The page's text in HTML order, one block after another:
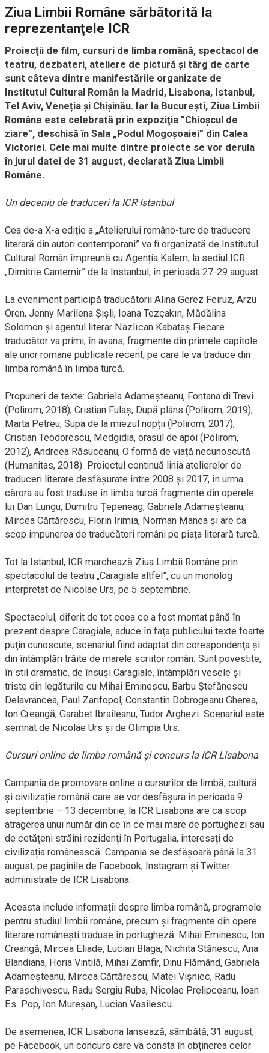
Ziua Limbii Române sărbătorită la
reprezentanţele ICR
Proiecţii de film, cursuri de limba română, spectacol de
teatru, dezbateri, ateliere de pictură și târg de carte
sunt câteva dintre manifestările organizate de
Institutul Cultural Român la Madrid, Lisabona, Istanbul,
Tel Aviv, Veneția și Chișinău. Iar la București, Ziua Limbii
Române este celebrată prin expoziţia ”Chioşcul de
ziare”, deschisă în Sala „Podul Mogoșoaiei” din Calea
Victoriei. Cele mai multe dintre proiecte se vor derula
în jurul datei de 31 august, declarată Ziua Limbii
Române.
Un deceniu de traduceri la ICR Istanbul
Cea de-a X-a ediție a „Atelierului româno-turc de traducere
literară din autori contemporani” va fi organizată de Institutul
Cultural Român împreună cu Agenția Kalem, la sediul ICR
„Dimitrie Cantemir” de la Instanbul, în perioada 27-29 august.
La eveniment participă traducătorii Alina Gerez Feiruz, Arzu
Ören, Jenny Marilena Șișli, Ioana Tezçakın, Mădălina
Solomon și agentul literar Nazlıcan Kabataş.Fiecare
traducător va primi, în avans, fragmente din primele capitole
ale unor romane publicate recent, pe care le va traduce din
limba română în limba turcă.
Propuneri de texte: Gabriela Adameșteanu, Fontana di Trevi
(Polirom, 2018), Cristian Fulaș, După plâns (Polirom, 2019),
Marta Petreu, Supa de la miezul nopții (Polirom, 2017),
Cristian Teodorescu, Medgidia, orașul de apoi (Polirom,
2012), Andreea Răsuceanu, O formă de viață necunoscută
(Humanitas, 2018). Proiectul continuă linia atelierelor de
traduceri literare desfășurate între 2008 și 2017, în urma
cărora au fost traduse în limba turcă fragmente din operele
lui Dan Lungu, Dumitru Ţepeneag, Gabriela Adameşteanu,
Mircea Cărtărescu, Florin Irimia, Norman Manea și are ca
scop impunerea de traducători români pe piața literară turcă.
Tot la Istanbul, ICR marchează Ziua Limbii Române prin
spectacolul de teatru „Caragiale altfel”, cu un monolog
interpretat de Nicolae Urs, pe 5 septembrie.
Spectacolul, diferit de tot ceea ce a fost montat până în
prezent despre Caragiale, aduce în faţa publicului texte foarte
puţin cunoscute, scenariul fiind adaptat din corespondenţa şi
din întâmplări trăite de marele scriitor român. Sunt povestite,
în stil dramatic, de însuşi Caragiale, întâmplări vesele şi
triste din legăturile cu Mihai Eminescu, Barbu Ştefănescu
Delavrancea, Paul Zarifopol, Constantin Dobrogeanu Gherea,
Ion Creangă, Garabet Ibraileanu, Tudor Arghezi. Scenariul este
semnat de Nicolae Urs și de Olimpia Urs.
Cursuri online de limba română şi concurs la ICR Lisabona
Campania de promovare online a cursurilor de limbă, cultură
și civilizație română care se vor desfășura în perioada 9
septembrie – 13 decembrie, la ICR Lisabona are ca scop
atragerea unui număr din ce în ce mai mare de portughezi sau
de cetățeni străini rezidenți în Portugalia, interesați de
civilizația românească. Campania se desfășoară până la 31
august, pe paginile de Facebook, Instagram și Twitter
administrate de ICR Lisabona.
Aceasta include informații despre limba română, programele
pentru studiul limbii române, precum și fragmente din opere
literare românești traduse în portugheză: Mihai Eminescu, Ion
Creangă, Mircea Eliade, Lucian Blaga, Nichita Stănescu, Ana
Blandiana, Horia Vintilă, Mihai Zamfir, Dinu Flămând, Gabriela
Adameșteanu, Mircea Cărtărescu, Matei Vișniec, Radu
Paraschivescu, Radu Sergiu Ruba, Nicolae Prelipceanu, Ioan
Es. Pop, Ion Mureșan, Lucian Vasilescu.
De asemenea, ICR Lisabona lansează, sâmbătă, 31 august,
pe Facebook, un concurs care va consta în obținerea celor